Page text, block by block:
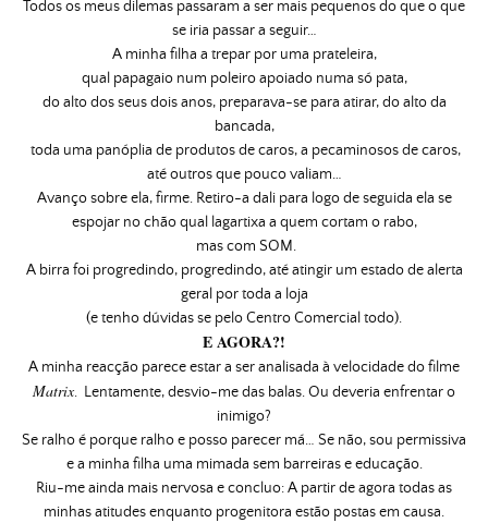
Todos os meus dilemas passaram a ser mais pequenos do que o que
se iria passar a seguir…
A minha filha a trepar por uma prateleira,
qual papagaio num poleiro apoiado numa só pata,
do alto dos seus dois anos, preparava-se para atirar, do alto da
bancada,
toda uma panóplia de produtos de caros, a pecaminosos de caros,
até outros que pouco valiam…
Avanço sobre ela, firme. Retiro-a dali para logo de seguida ela se
espojar no chão qual lagartixa a quem cortam o rabo,
mas com SOM.
A birra foi progredindo, progredindo, até atingir um estado de alerta
geral por toda a loja
(e tenho dúvidas se pelo Centro Comercial todo).
E AGORA?!
A minha reacção parece estar a ser analisada à velocidade do filme
Matrix. Lentamente, desvio-me das balas. Ou deveria enfrentar o
inimigo?
Se ralho é porque ralho e posso parecer má… Se não, sou permissiva
e a minha filha uma mimada sem barreiras e educação.
Riu-me ainda mais nervosa e concluo: A partir de agora todas as
minhas atitudes enquanto progenitora estão postas em causa.